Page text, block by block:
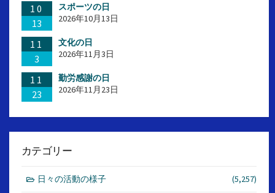
10
13
スポーツの日
2026年10月13日
11
3
文化の日
2026年11月3日
11
23
勤労感謝の日
2026年11月23日
カテゴリー
日々の活動の様子 (5,257)